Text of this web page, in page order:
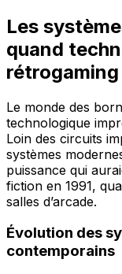
Les
quand
rétrogaming
Le monde des
technologique
Loin des circuits
systèmes
puissance qui
fiction en 1991,
salles d’arcade.
Évolution des
contemporains